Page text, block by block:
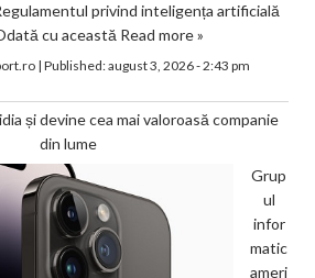
privind inteligența artificială
cu această Read more »
| Published:august 3, 2026 - 2:43 pm
și devine cea mai valoroasă companie
din lume
Grup
ul
infor
matic
ameri